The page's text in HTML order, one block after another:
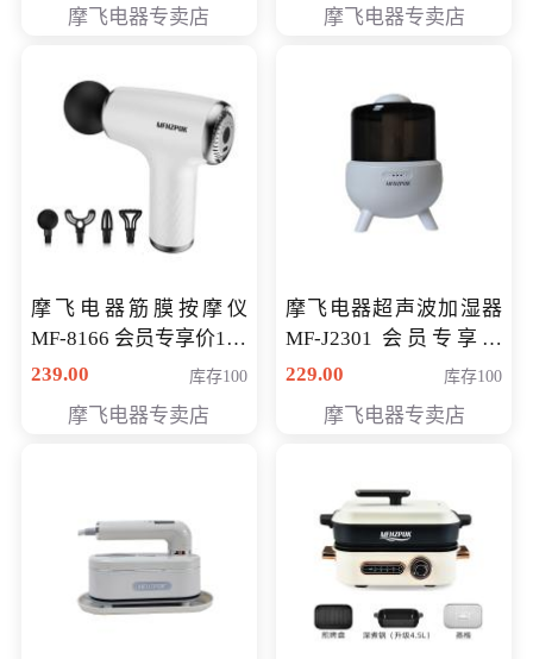
摩飞电器专卖店 摩飞电器专卖店
摩飞电器筋膜按摩仪
MF-8166 会员专享价168
元
239.00 库存100
摩飞电器专卖店
摩飞电器超声波加湿器
MF-J2301 会员专享价
168元
229.00 库存100
摩飞电器专卖店